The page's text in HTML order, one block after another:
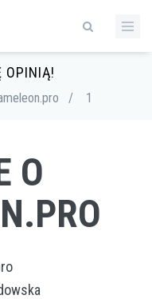
OPINIĄ!
/ 1
O